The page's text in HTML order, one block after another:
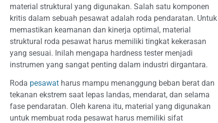
material struktural yang digunakan. Salah satu komponen
kritis dalam sebuah pesawat adalah roda pendaratan. Untuk
memastikan keamanan dan kinerja optimal, material
struktural roda pesawat harus memiliki tingkat kekerasan
yang sesuai. Inilah mengapa hardness tester menjadi
instrumen yang sangat penting dalam industri dirgantara.
Roda pesawat harus mampu menanggung beban berat dan
tekanan ekstrem saat lepas landas, mendarat, dan selama
fase pendaratan. Oleh karena itu, material yang digunakan
untuk membuat roda pesawat harus memiliki sifat